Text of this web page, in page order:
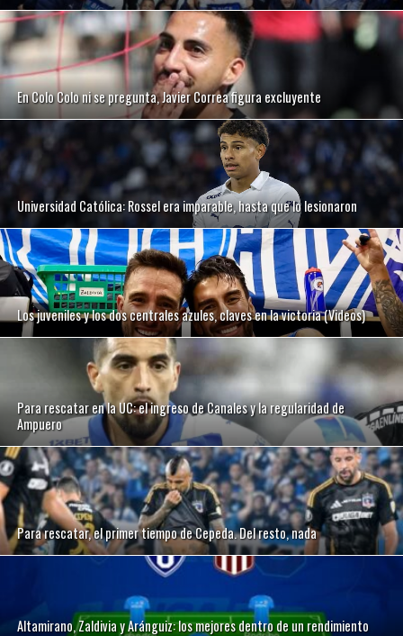
En Colo Colo ni se pregunta, Javier Correa figura excluyente
Universidad Católica: Rossel era imparable, hasta que lo lesionaron
Los juveniles y los dos centrales azules, claves en la victoria (Videos)
Para rescatar en la UC: el ingreso de Canales y la regularidad de
Ampuero
Para rescatar, el primer tiempo de Cepeda. Del resto, nada
Altamirano, Zaldivia y Aránguiz: los mejores dentro de un rendimiento